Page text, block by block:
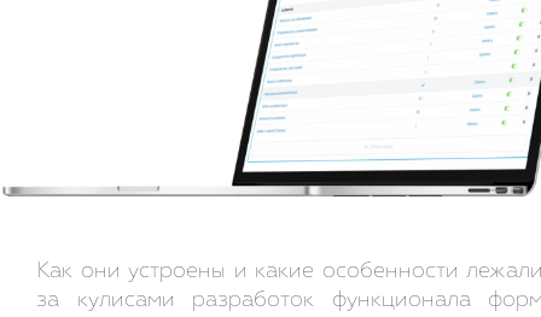
Как они устроены и какие особенности
за кулисами разработок функционала